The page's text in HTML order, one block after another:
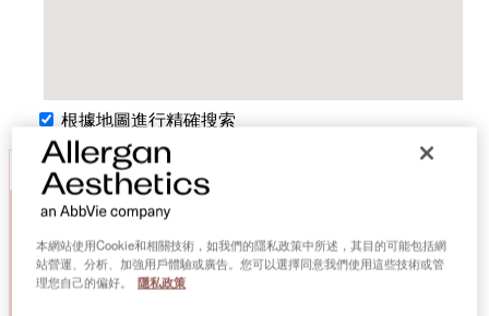
根據地圖進行精確搜索
尋找適合您的診所
本網站使用Cookie和相關技術，如我們的隱私政策中所述，其目的可能包括網
站營運、分析、加強用戶體驗或廣告。您可以選擇同意我們使用這些技術或管
理您自己的偏好。
隱私政策